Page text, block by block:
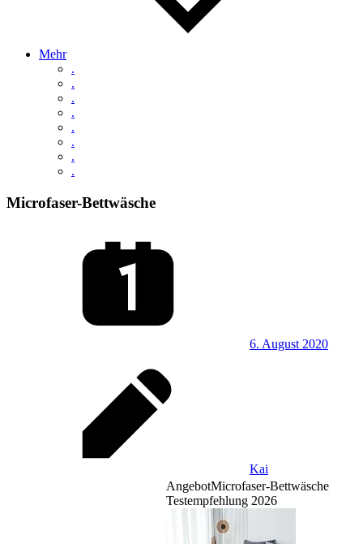
Mehr
.
.
.
.
.
.
.
.
Microfaser-Bettwäsche
6. August 2020
Kai
AngebotMicrofaser-Bettwäsche
Testempfehlung 2026